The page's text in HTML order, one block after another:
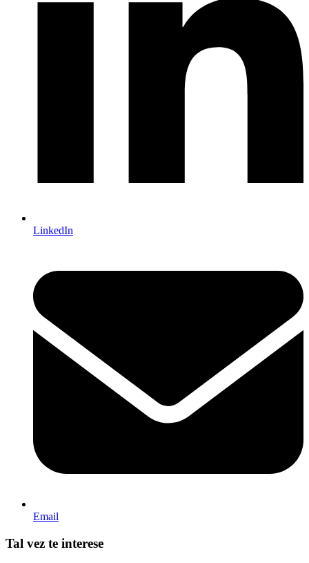
LinkedIn
Email
Tal vez te interese